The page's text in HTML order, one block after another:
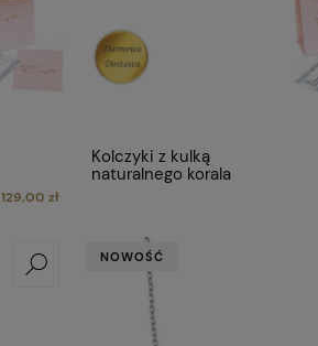
129,00 zł
Kolczyki z kulką
naturalnego korala
NOWOŚĆ